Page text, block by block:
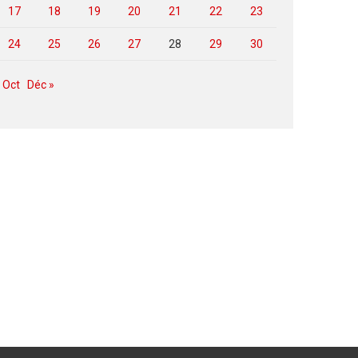
17 18 19 20 21 22 23
24 25 26 27 28 29 30
Oct Déc »